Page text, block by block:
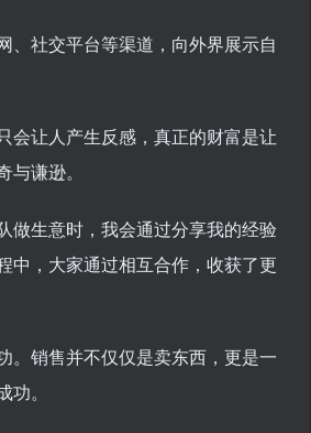
、社交平台等渠道，向外界展示自
会让人产生反感，真正的财富是让
谦逊。
做生意时，我会通过分享我的经验
中，大家通过相互合作，收获了更
。销售并不仅仅是卖东西，更是一
。